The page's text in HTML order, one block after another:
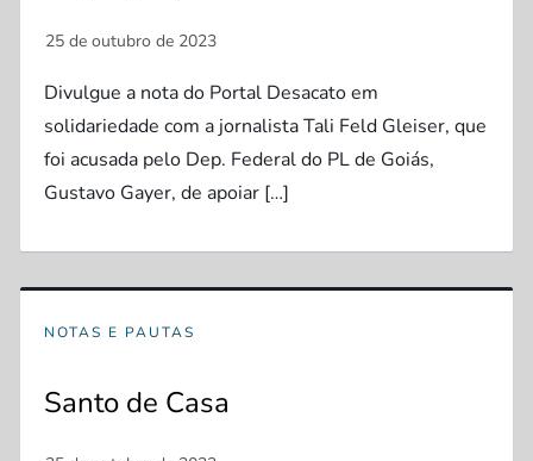
Divulgue a nota do Portal Desacato em
solidariedade com a jornalista Tali Feld Gleiser, que
foi acusada pelo Dep. Federal do PL de Goiás,
Gustavo Gayer, de apoiar […]
NOTAS E PAUTAS
Santo de Casa